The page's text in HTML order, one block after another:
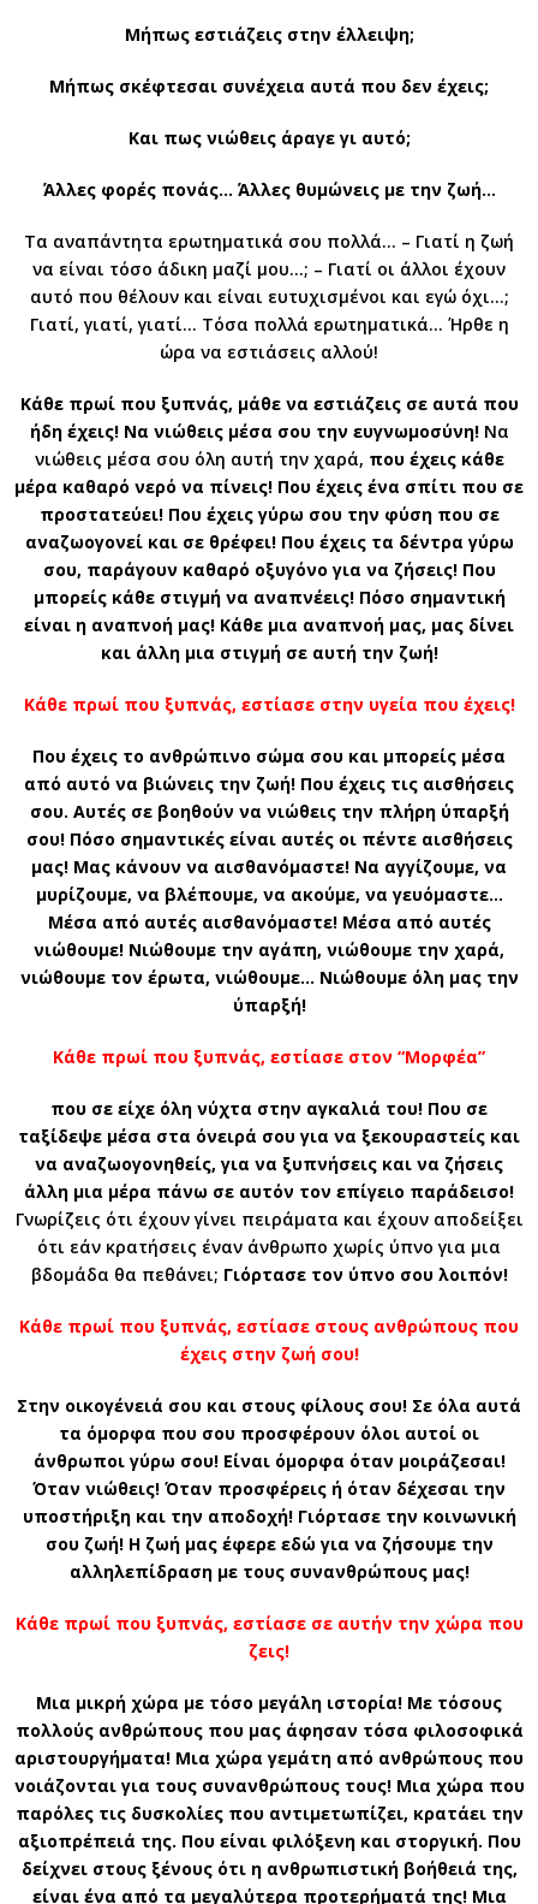
Μήπως εστιάζεις στην έλλειψη;
Μήπως σκέφτεσαι συνέχεια αυτά που δεν έχεις;
Και πως νιώθεις άραγε γι αυτό;
Άλλες φορές πονάς… Άλλες θυμώνεις με την ζωή…
Τα αναπάντητα ερωτηματικά σου πολλά… – Γιατί η ζωή
να είναι τόσο άδικη μαζί μου…; – Γιατί οι άλλοι έχουν
αυτό που θέλουν και είναι ευτυχισμένοι και εγώ όχι…;
Γιατί, γιατί, γιατί… Τόσα πολλά ερωτηματικά… Ήρθε η
ώρα να εστιάσεις αλλού!
Κάθε πρωί που ξυπνάς, μάθε να εστιάζεις σε αυτά που
ήδη έχεις! Να νιώθεις μέσα σου την ευγνωμοσύνη!Να
νιώθεις μέσα σου όλη αυτή την χαρά, που έχεις κάθε
μέρα καθαρό νερό να πίνεις! Που έχεις ένα σπίτι που σε
προστατεύει! Που έχεις γύρω σου την φύση που σε
αναζωογονεί και σε θρέφει! Που έχεις τα δέντρα γύρω
σου, παράγουν καθαρό οξυγόνο για να ζήσεις! Που
μπορείς κάθε στιγμή να αναπνέεις! Πόσο σημαντική
είναι η αναπνοή μας! Κάθε μια αναπνοή μας, μας δίνει
και άλλη μια στιγμή σε αυτή την ζωή!
Κάθε πρωί που ξυπνάς, εστίασε στην υγεία που έχεις!
Που έχεις το ανθρώπινο σώμα σου και μπορείς μέσα
από αυτό να βιώνεις την ζωή! Που έχεις τις αισθήσεις
σου. Αυτές σε βοηθούν να νιώθεις την πλήρη ύπαρξή
σου! Πόσο σημαντικές είναι αυτές οι πέντε αισθήσεις
μας! Μας κάνουν να αισθανόμαστε! Να αγγίζουμε, να
μυρίζουμε, να βλέπουμε, να ακούμε, να γευόμαστε…
Μέσα από αυτές αισθανόμαστε! Μέσα από αυτές
νιώθουμε! Νιώθουμε την αγάπη, νιώθουμε την χαρά,
νιώθουμε τον έρωτα, νιώθουμε… Νιώθουμε όλη μας την
ύπαρξή!
Κάθε πρωί που ξυπνάς, εστίασε στον “Μορφέα”
που σε είχε όλη νύχτα στην αγκαλιά του! Που σε
ταξίδεψε μέσα στα όνειρά σου για να ξεκουραστείς και
να αναζωογονηθείς, για να ξυπνήσεις και να ζήσεις
άλλη μια μέρα πάνω σε αυτόν τον επίγειο παράδεισο!
Γνωρίζεις ότι έχουν γίνει πειράματα και έχουν αποδείξει
ότι εάν κρατήσεις έναν άνθρωπο χωρίς ύπνο για μια
βδομάδα θα πεθάνει; Γιόρτασε τον ύπνο σου λοιπόν!
Κάθε πρωί που ξυπνάς, εστίασε στους ανθρώπους που
έχεις στην ζωή σου!
Στην οικογένειά σου και στους φίλους σου! Σε όλα αυτά
τα όμορφα που σου προσφέρουν όλοι αυτοί οι
άνθρωποι γύρω σου! Είναι όμορφα όταν μοιράζεσαι!
Όταν νιώθεις! Όταν προσφέρεις ή όταν δέχεσαι την
υποστήριξη και την αποδοχή! Γιόρτασε την κοινωνική
σου ζωή! Η ζωή μας έφερε εδώ για να ζήσουμε την
αλληλεπίδραση με τους συνανθρώπους μας!
Κάθε πρωί που ξυπνάς, εστίασε σε αυτήν την χώρα που
ζεις!
Μια μικρή χώρα με τόσο μεγάλη ιστορία! Με τόσους
πολλούς ανθρώπους που μας άφησαν τόσα φιλοσοφικά
αριστουργήματα! Μια χώρα γεμάτη από ανθρώπους που
νοιάζονται για τους συνανθρώπους τους! Μια χώρα που
παρόλες τις δυσκολίες που αντιμετωπίζει, κρατάει την
αξιοπρέπειά της. Που είναι φιλόξενη και στοργική. Που
δείχνει στους ξένους ότι η ανθρωπιστική βοήθειά της,
είναι ένα από τα μεγαλύτερα προτερήματά της! Μια